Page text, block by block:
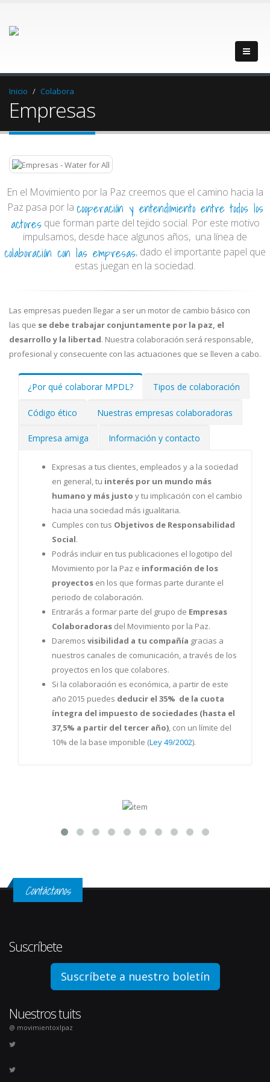
Inicio Colabora
Empresas
En el Movimiento por la Paz creemos que el camino hacia la
Paz pasa por la cooperación y entendimiento entre todos los
actoresque forman parte del tejido social. Por este motivo
impulsamos, desde hace algunos años, una línea de
colaboración con las empresas, dado el importante papel que
estas juegan en la sociedad.
Las empresas pueden llegar a ser un motor de cambio básico con
las que se debe trabajar conjuntamente por la paz, el
desarrollo y la libertad. Nuestra colaboración será responsable,
profesional y consecuente con las actuaciones que se lleven a cabo.
¿Por qué colaborar MPDL? Tipos de colaboración
Código ético Nuestras empresas colaboradoras
Empresa amiga Información y contacto
Expresas a tus clientes, empleados y a la sociedad
en general, tu interés por un mundo más
humano y más justo y tu implicación con el cambio
hacia una sociedad más igualitaria.
Cumples con tus Objetivos de Responsabilidad
Social.
Podrás incluir en tus publicaciones el logotipo del
Movimiento por la Paz e información de los
proyectos en los que formas parte durante el
periodo de colaboración.
Entrarás a formar parte del grupo de Empresas
Colaboradoras del Movimiento por la Paz.
Daremos visibilidad a tu compañía gracias a
nuestros canales de comunicación, a través de los
proyectos en los que colabores.
Si la colaboración es económica, a partir de este
año 2015 puedes deducir el 35% de la cuota
íntegra del impuesto de sociedades (hasta el
37,5% a partir del tercer año) , con un límite del
10% de la base imponible (Ley 49/2002).
Contáctanos
Suscríbete
Suscríbete a nuestro boletín
Nuestros tuits
@ movimientoxlpaz